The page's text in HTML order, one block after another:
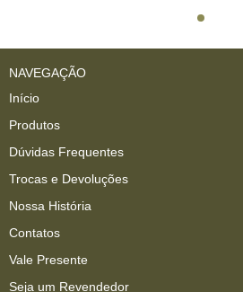
NAVEGAÇÃO
Início
Produtos
Dúvidas Frequentes
Trocas e Devoluções
Nossa História
Contatos
Vale Presente
Seja um Revendedor